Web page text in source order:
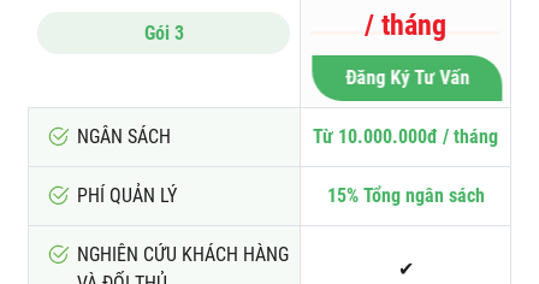
Gói 3 / tháng
Đăng Ký Tư Vấn
NGÂN SÁCH Từ 10.000.000đ / tháng
PHÍ QUẢN LÝ 15% Tổng ngân sách
NGHIÊN CỨU KHÁCH HÀNG
✔